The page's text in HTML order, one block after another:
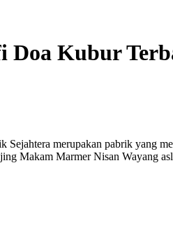
Kubur
merupakan pabrik yang
Makam Marmer Nisan Wayang